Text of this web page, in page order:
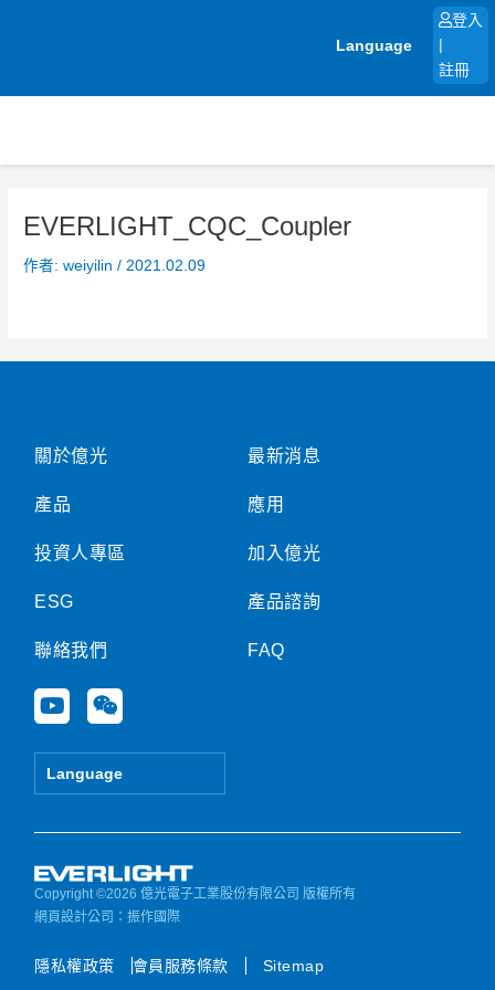
Language
登入
註冊
EVERLIGHT_CQC_Coupler
作者:weiyilin/ 2021.02.09
關於億光
產品
投資人專區
ESG
聯絡我們
Y
o
u
e
W
e
i
Language
最新消息
應用
加入億光
產品諮詢
FAQ
Copyright ©2026 億光電子工業股份有限公司 版權所有
網頁設計公司 ：振作國際
隱私權政策 會員服務條款 Sitemap